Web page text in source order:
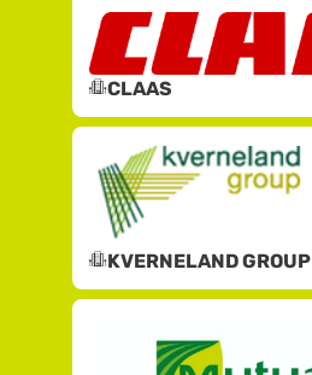
CLAAS
KVERNELAND GROUP